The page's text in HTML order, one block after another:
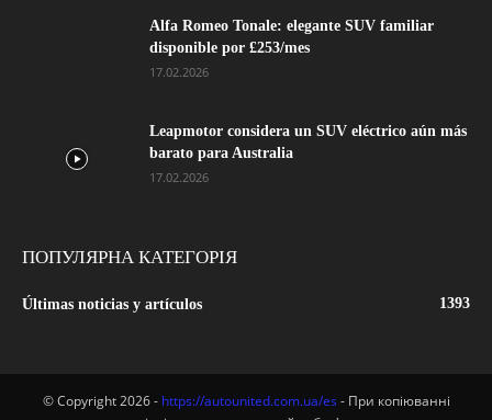
Alfa Romeo Tonale: elegante SUV familiar
disponible por £253/mes
17.02.2026
Leapmotor considera un SUV eléctrico aún más
barato para Australia
17.02.2026
ПОПУЛЯРНА КАТЕГОРІЯ
Últimas noticias y artículos 1393
© Copyright 2026 - https://autounited.com.ua/es- При копіюванні